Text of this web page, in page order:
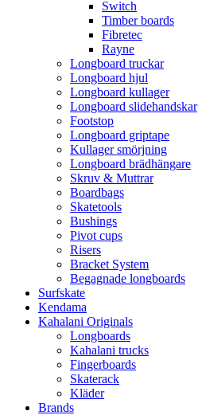
Switch
Timber boards
Fibretec
Rayne
Longboard truckar
Longboard hjul
Longboard kullager
Longboard slidehandskar
Footstop
Longboard griptape
Kullager smörjning
Longboard brädhängare
Skruv & Muttrar
Boardbags
Skatetools
Bushings
Pivot cups
Risers
Bracket System
Begagnade longboards
Surfskate
Kendama
Kahalani Originals
Longboards
Kahalani trucks
Fingerboards
Skaterack
Kläder
Brands